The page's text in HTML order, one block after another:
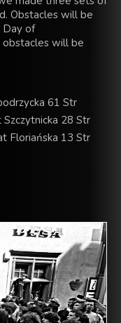
Obstacles will be
Day of
obstacles will be
61 Str
28 Str
Floriańska 13 Str